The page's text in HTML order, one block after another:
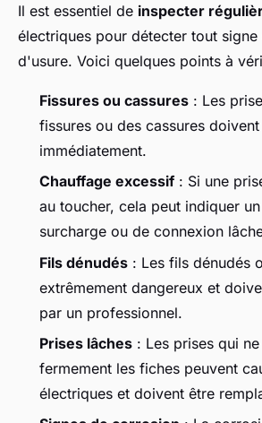
Il est essentiel de inspecter
électriques pour détecter tout
d'usure. Voici quelques points à
Fissures ou cassures : Les
fissures ou des cassures
immédiatement.
Chauffage excessif: Si une
au toucher, cela peut indiquer
surcharge ou de connexion
Fils dénudés : Les fils dénudés
extrêmement dangereux et
par un professionnel.
Prises lâches : Les prises qui
fermement les fiches peuvent
électriques et doivent être